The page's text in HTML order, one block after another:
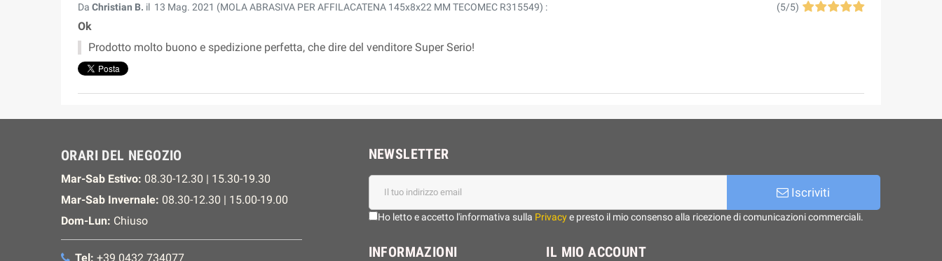
Da Christian B. il 13 Mag. 2021 (MOLA ABRASIVA PER AFFILACATENA 145x8x22 MM TECOMEC R315549) : (5/5)
Ok
Prodotto molto buono e spedizione perfetta, che dire del venditore Super Serio!
ORARI DEL NEGOZIO
Mar-Sab Estivo: 08.30-12.30 | 15.30-19.30
Mar-Sab Invernale: 08.30-12.30 | 15.00-19.00
Dom-Lun: Chiuso
Tel: +39 0432 734077
NEWSLETTER
Iscriviti
Ho letto e accetto l'informativa sulla Privacye presto il mio consenso alla ricezione di comunicazioni commerciali.
INFORMAZIONI IL MIO ACCOUNT